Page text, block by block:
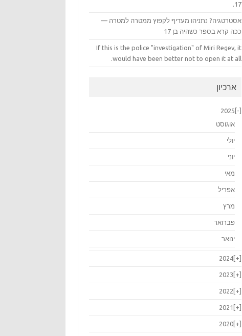
17.
אסטרטגיה? נתניהו מעדיף לקפוץ ממטרה למטרה —
ככה קרא בספר כשהיה בן 17
If this is the police "investigation" of Miri Regev, it
would have been better not to open it at all.
ארכיון
[-]
2025
אוגוסט
יולי
יוני
מאי
אפריל
מרץ
פברואר
ינואר
[+]
2024
[+]
2023
[+]
2022
[+]
2021
[+]
2020